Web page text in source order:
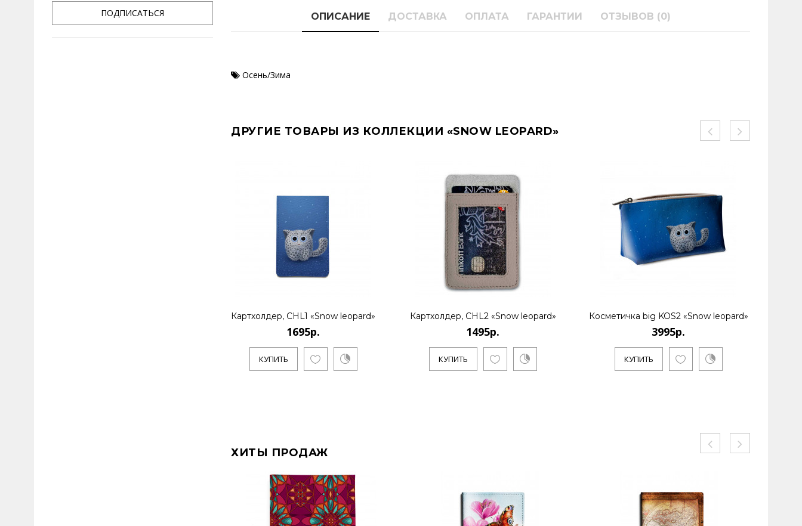
ПОДПИСАТЬСЯ ОПИСАНИЕ ДОСТАВКА ОПЛАТА ГАРАНТИИ ОТЗЫВОВ (0)
Осень/Зима
ДРУГИЕ ТОВАРЫ ИЗ КОЛЛЕКЦИИ «SNOW LEOPARD»
Картхолдер, CHL1 «Snow leopard»
1695р.
КУПИТЬ
Картхолдер, CHL2 «Snow leopard»
1495р.
КУПИТЬ
Косметичка big KOS2 «Snow leopard»
3995р.
КУПИТЬ
ХИТЫ ПРОДАЖ